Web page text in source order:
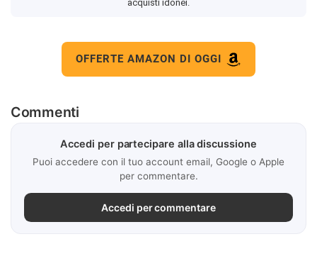
acquisti idonei.
OFFERTE AMAZON DI OGGI
Commenti
Accedi per partecipare alla discussione
Puoi accedere con il tuo account email, Google o Apple
per commentare.
Accedi per commentare